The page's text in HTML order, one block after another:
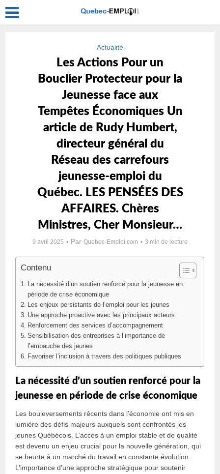
Actualité
Les Actions Pour un
Bouclier Protecteur pour la
Jeunesse face aux
Tempêtes Économiques Un
article de Rudy Humbert,
directeur général du
Réseau des carrefours
jeunesse-emploi du
Québec. LES PENSÉES DES
AFFAIRES. Chères
Ministres, Cher Monsieur…
9 avril 2025 Par Quebec-Emploi.com 3 min de lecture
Contenu
La nécessité d’un soutien renforcé pour la jeunesse en
période de crise économique
Les enjeux persistants de l’emploi pour les jeunes
Une approche proactive avec les principaux acteurs
Renforcement des services d’accompagnement
Sensibilisation des entreprises à l’importance de
l’embauche des jeunes
Favoriser l’inclusion à travers des politiques publiques
La nécessité d’un soutien renforcé pour la
jeunesse en période de crise économique
Les bouleversements récents dans l’économie ont mis en
lumière des défis majeurs auxquels sont confrontés les
jeunes Québécois. L’accès à un emploi stable et de qualité
est devenu un enjeu crucial pour la nouvelle génération, qui
se heurte à un marché du travail en constante évolution.
L’importance d’une approche stratégique pour soutenir